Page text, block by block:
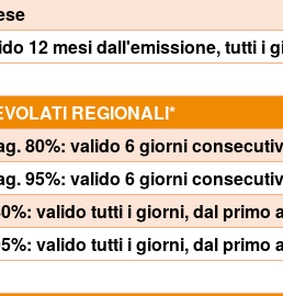
12 mesi dall'emissione, tutti i
REGIONALI*
80%: valido 6 giorni
95%: valido 6 giorni
valido tutti i giorni, dal primo
valido tutti i giorni, dal primo